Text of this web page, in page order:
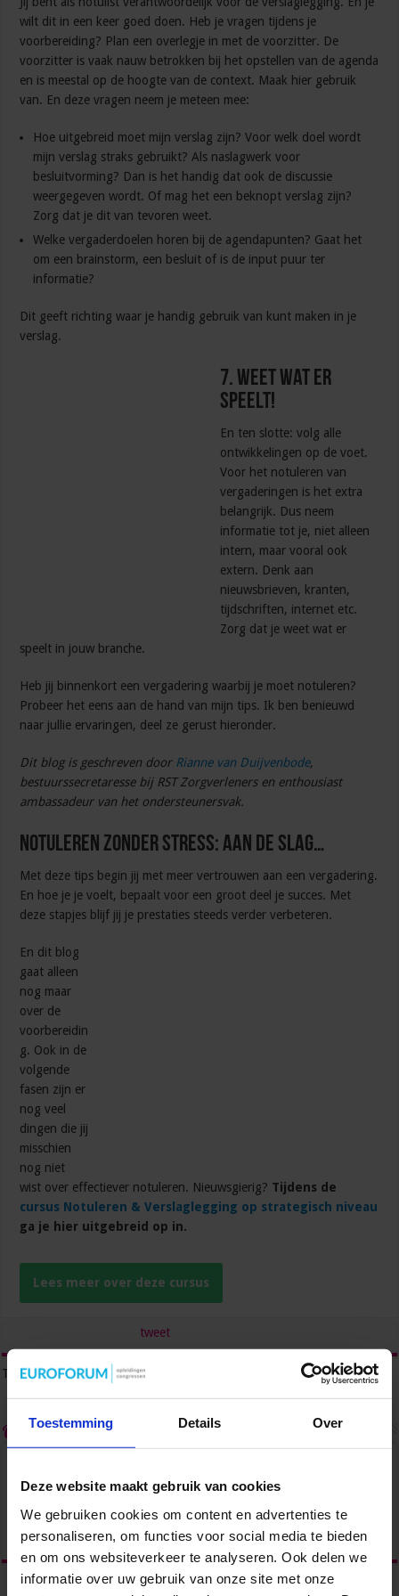
Toestemming Details Over
Deze website maakt gebruik van cookies
We gebruiken cookies om content en advertenties te
personaliseren, om functies voor social media te bieden
en om ons websiteverkeer te analyseren. Ook delen we
informatie over uw gebruik van onze site met onze
wilt dit in een keer goed doen. Heb je vragen tijdens je
voorbereiding? Plan een overlegje in met de voorzitter. De
voorzitter is vaak nauw betrokken bij het opstellen van de agenda
en is meestal op de hoogte van de context. Maak hier gebruik
van. En deze vragen neem je meteen mee:
Hoe uitgebreid moet mijn verslag zijn? Voor welk doel wordt
mijn verslag straks gebruikt? Als naslagwerk voor
besluitvorming? Dan is het handig dat ook de discussie
weergegeven wordt. Of mag het een beknopt verslag zijn?
Zorg dat je dit van tevoren weet.
Welke vergaderdoelen horen bij de agendapunten? Gaat het
om een brainstorm, een besluit of is de input puur ter
informatie?
Dit geeft richting waar je handig gebruik van kunt maken in je
verslag.
7. Weet wat er
speelt!
En ten slotte: volg alle
ontwikkelingen op de voet.
Voor het notuleren van
vergaderingen is het extra
belangrijk. Dus neem
informatie tot je, niet alleen
intern, maar vooral ook
extern. Denk aan
nieuwsbrieven, kranten,
tijdschriften, internet etc.
Zorg dat je weet wat er
speelt in jouw branche.
Heb jij binnenkort een vergadering waarbij je moet notuleren?
Probeer het eens aan de hand van mijn tips. Ik ben benieuwd
naar jullie ervaringen, deel ze gerust hieronder.
Dit blog is geschreven door Rianne van Duijvenbode,
bestuurssecretaresse bij RST Zorgverleners en enthousiast
ambassadeur van het ondersteunersvak.
Notuleren zonder stress: aan de slag…
Met deze tips begin jij met meer vertrouwen aan een vergadering.
En hoe je je voelt, bepaalt voor een groot deel je succes. Met
deze stapjes blijf jij je prestaties steeds verder verbeteren.
En dit blog
gaat alleen
nog maar
over de
voorbereidin
g. Ook in de
volgende
fasen zijn er
nog veel
dingen die jij
misschien
nog niet
wist over effectiever notuleren. Nieuwsgierig? Tijdens de
cursus Notuleren & Verslaglegging op strategisch niveau
ga je hier uitgebreid op in.
Lees meer over deze cursus
tweet
Tags NOTULEREN
Over admin